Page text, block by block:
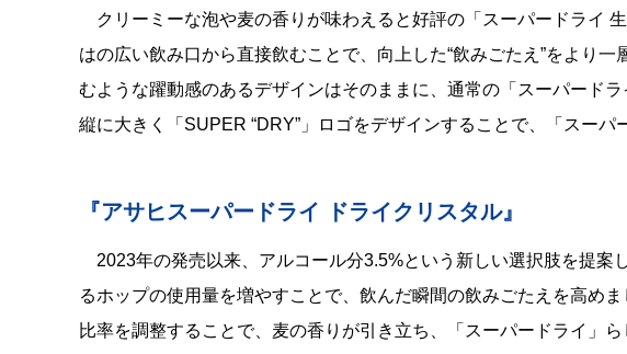
クリーミーな泡や麦の香りが味わえると好評の「スーパードライ
はの広い飲み口から直接飲むことで、向上した“飲みごたえ”をより
むような躍動感のあるデザインはそのままに、通常の「スーパード
縦に大きく「SUPER “DRY”」ロゴをデザインすることで、「スーパ
『アサヒスーパードライ ドライクリスタル』
2023年の発売以来、アルコール分3.5%という新しい選択肢を提
るホップの使用量を増やすことで、飲んだ瞬間の飲みごたえを高め
比率を調整することで、麦の香りが引き立ち、「スーパードライ」